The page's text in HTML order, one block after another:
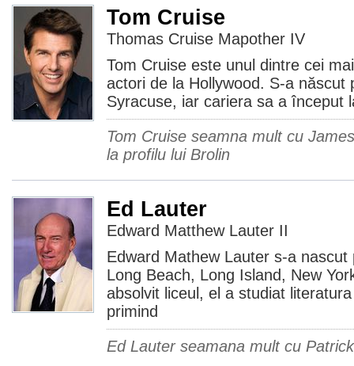
Tom Cruise
Thomas Cruise Mapother IV
Tom Cruise este unul dintre cei
actori de la Hollywood. S-a născut
Syracuse, iar cariera sa a început
Tom Cruise seamna mult cu
la profilu lui Brolin
Ed Lauter
Edward Matthew Lauter II
Edward Mathew Lauter s-a
Long Beach, Long Island, New
absolvit liceul, el a studiat
primind
Ed Lauter seamana mult cu